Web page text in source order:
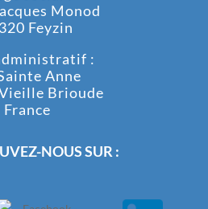
Monod
Feyzin
:
Anne
Brioude
France
NOUS SUR :